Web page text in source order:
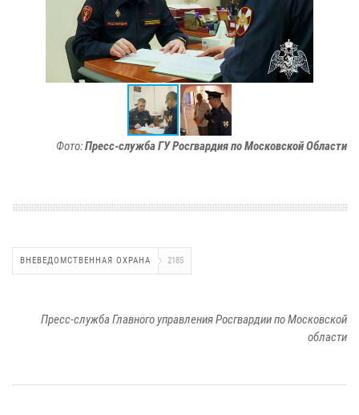
Фото:Пресс-служба ГУ Росгвардия по Московской Области
ВНЕВЕДОМСТВЕННАЯ ОХРАНА 2185
Пресс-служба Главного управления Росгвардии по Московской
области